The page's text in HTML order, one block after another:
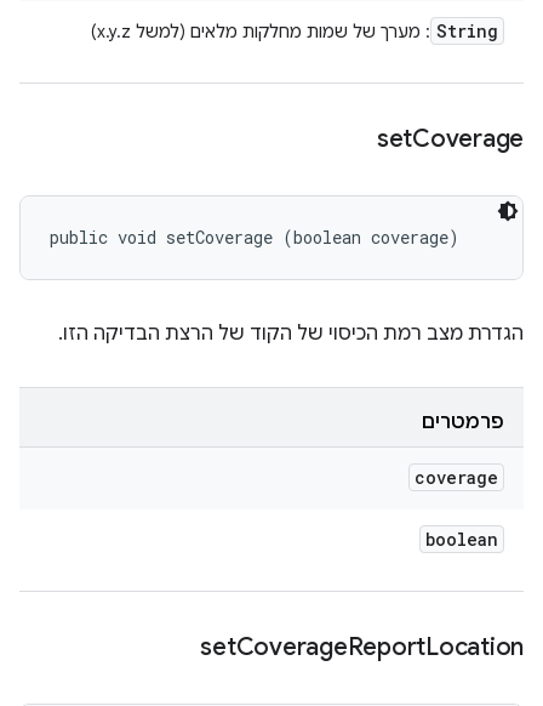
String : מערך של שמות מחלקות מלאים (למשל x.y.z)
setCoverage
public void setCoverage (boolean coverage)
הגדרת מצב רמת הכיסוי של הקוד של הרצת הבדיקה הזו.
פרמטרים
coverage
boolean
setCoverageReportLocation